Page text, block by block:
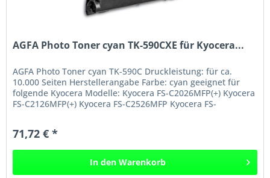
AGFA Photo Toner cyan TK-590CXE für Kyocera...
AGFA Photo Toner cyan TK-590C Druckleistung: für ca.
10.000 Seiten Herstellerangabe Farbe: cyan geeignet für
folgende Kyocera Modelle: Kyocera FS-C2026MFP(+) Kyocera
FS-C2126MFP(+) Kyocera FS-C2526MFP Kyocera FS-
71,72 € *
In den Warenkorb